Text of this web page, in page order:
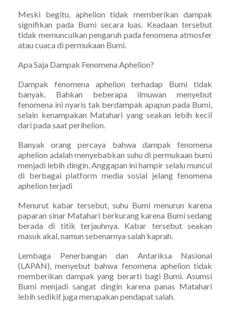
Meski begitu, aphelion tidak memberikan dampak
signifikan pada Bumi secara luas. Keadaan tersebut
tidak memunculkan pengaruh pada fenomena atmosfer
atau cuaca di permukaan Bumi.
Apa Saja Dampak Fenomena Aphelion?
Dampak fenomena aphelion terhadap Bumi tidak
banyak. Bahkan beberapa ilmuwan menyebut
fenomena ini nyaris tak berdampak apapun pada Bumi,
selain kenampakan Matahari yang seakan lebih kecil
dari pada saat perihelion.
Banyak orang percaya bahwa dampak fenomena
aphelion adalah menyebabkan suhu di permukaan bumi
menjadi lebih dingin. Anggapan ini hampir selalu muncul
di berbagai platform media sosial jelang fenomena
aphelion terjadi
Menurut kabar tersebut, suhu Bumi menurun karena
paparan sinar Matahari berkurang karena Bumi sedang
berada di titik terjauhnya. Kabar tersebut seakan
masuk akal, namun sebenarnya salah kaprah.
Lembaga Penerbangan dan Antariksa Nasional
(LAPAN), menyebut bahwa fenomena aphelion tidak
memberikan dampak yang berarti bagi Bumi. Asumsi
Bumi menjadi sangat dingin karena panas Matahari
lebih sedikit juga merupakan pendapat salah.